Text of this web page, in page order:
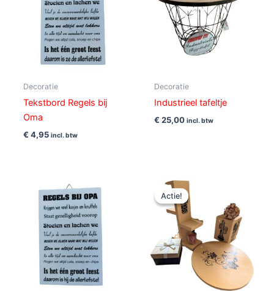
Decoratie
Tekstbord Regels bij
Oma
€ 4,95 incl. btw
Decoratie
Industrieel tafeltje
€ 25,00 incl. btw
Actie!
Actie!
Oorspronkelijke
prijs
was:
€ 25,00. € 12,50.